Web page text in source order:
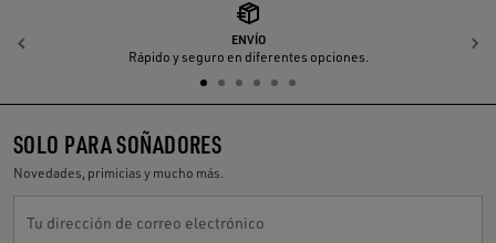
ENVÍO
Rápido y seguro en diferentes opciones.
Anterior
SOLO PARA SOÑADORES
Novedades, primicias y mucho más.
Tu dirección de correo electrónico